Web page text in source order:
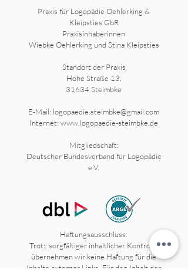
Praxis für Logopädie Oehlerking &
Kleipsties GbR
Praxisinhaberinnen
Wiebke Oehlerking und Stina Kleipsties
Standort der Praxis
Hohe Straße 13,
31634 Steimbke
E-Mail: logopaedie.steimbke@gmail.com
Internet: www.logopaedie-steimbke.de
Mitgliedschaft:
Deutscher Bundesverband für Logopädie
e.V.
Haftungsausschluss:
Trotz sorgfältiger inhaltlicher Kontrolle
übernehmen wir keine Haftung für die
Inhalte externer Links. Für den Inhalt der